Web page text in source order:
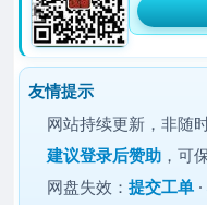
友情提示
网站持续更新，非随
建议登录后赞助 ，可
网盘失效：提交工单 ·